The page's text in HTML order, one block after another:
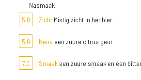
Nasmaak
5,0
Zicht Mistig zicht in het bier.
5,0 Neus een zuure citrus geur
7,0 Smaak een zuure smaak en een